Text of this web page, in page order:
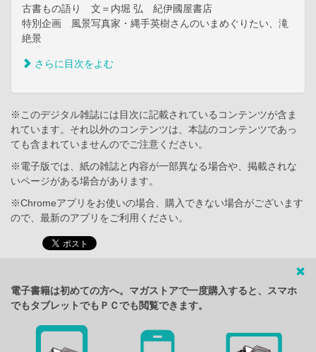
古書もの語り 文＝内堀 弘 紀伊國屋書店
特別企画 風景写真家・縄手英樹さんのいまめぐりたい、滝
絶景
さらに目次をよむ
※このデジタル雑誌には目次に記載されているコンテンツが含ま
れています。それ以外のコンテンツは、本誌のコンテンツであっ
ても含まれていませんのでご注意ください。
※電子版では、紙の雑誌と内容が一部異なる場合や、掲載されな
いページがある場合があります。
※Chromeアプリをお使いの場合、購入できない場合がございます
ので、最新のアプリをご利用ください。
電子書籍は初めての方へ。マガストアで一度購入すると、スマホ
でもタブレットでもＰＣでも閲覧できます。